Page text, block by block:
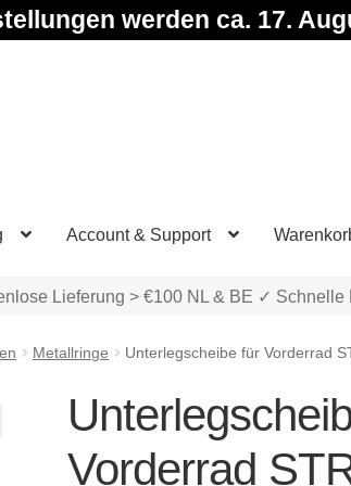
werden ca. 17.
Account & Support
Lieferung > €100 NL & BE ✓
Metallringe Unterlegscheibe für Vorderrad
Vorderrad